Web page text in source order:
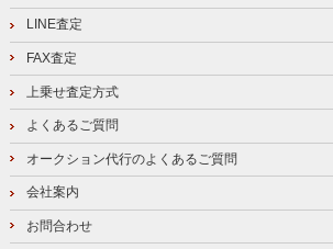
LINE査定
FAX査定
上乗せ査定方式
よくあるご質問
オークション代行のよくあるご質問
会社案内
お問合わせ